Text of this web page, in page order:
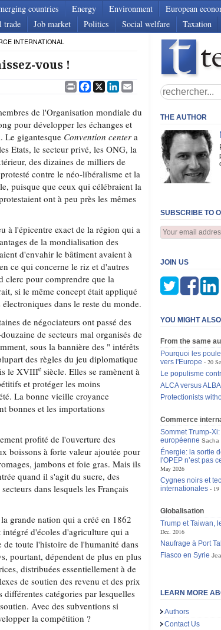
countries Energy Environment European
trade Job market Politics Social welfare Taxation
INTERNATIONAL
vous !
PrintFacebook
X LinkedIn
Email
de l'Organisation mondiale du
pour développer les échanges et
Le gigantesque Convention center a
Etats, le secteur privé, les ONG, la
des dizaines de milliers de
contre le néo-libéralisme et la
puisque que ceux qui célébraient la
ont à peu près les mêmes
à l'épicentre exact de la région qui a
de la mondialisation des
d'envahir le bâtiment avaient à
ce qui concerne le riz et d'autres
clerc pour comprendre que la
si le même concept était appliqué
dans le reste du monde.
de négociateurs ont passé des
de secteurs mal organisés de
sous la bannière des " intérêts
des règles du jeu diplomatique
le XVIIIe siècle. Elles se ramènent à
et protéger les moins
La bonne vieille croyance
bonnes et les importations
profité de l'ouverture des
boissons à forte valeur ajoutée pour
jambons et foie gras. Mais ils
quand il s'agit du sucre, des
dans lesquels les Français
grande nation qui a créé en 1862
intégré d'écoles d'agriculture qui a
toute l'histoire de l'humanité dans
pourtant, dépendent de plus en plus
distribuées essentiellement à de
de soutien des revenu et des prix
catégories par lesquelles
Avec des subventions si
la compétition ?
THE AUTHOR
SUBSCRIBE TO
JOIN US
YOU MIGHT
From the same
Pourquoi les
vers l'Europe
20
Le populisme
ALCA versus ALBA
Protectionists
Commerce
Sommet Trump-
européenne Sacha
Énergie: la sortie
l'OPEP n’est pas
May 2026
Cygnes noirs et
internationales
Globalisation
Trump et Taiwan,
Dec. 2016
Naufrage à Port
Fiasco en Syrie
LEARN MORE
Authors
Contact Us